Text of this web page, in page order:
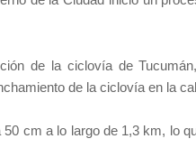
de la ciclovía de
de la ciclovía en la
50 cm a lo largo de 1,3 km, lo